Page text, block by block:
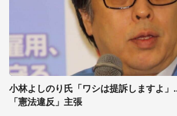
小林よしのり氏「ワシは提訴しますよ」
「憲法違反」主張